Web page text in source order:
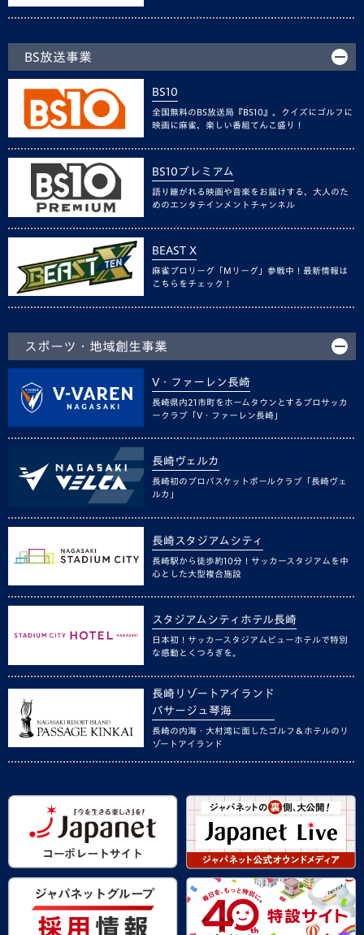
BS放送事業
BS10
全国無料のBS放送局『BS10』。クイズにゴルフに
映画に麻雀、楽しい番組てんこ盛り！
BS10プレミアム
語り継がれる映画や音楽をお届けする、大人のた
めのエンタテインメントチャンネル
BEAST X
麻雀プロリーグ「Mリーグ」参戦中！最新情報は
こちらをチェック！
スポーツ・地域創生事業
V・ファーレン長崎
長崎県内21市町をホームタウンとするプロサッカ
ークラブ「V・ファーレン長崎」
長崎ヴェルカ
長崎初のプロバスケットボールクラブ「長崎ヴェ
ルカ」
長崎スタジアムシティ
長崎駅から徒歩約10分！サッカースタジアムを中
心とした大型複合施設
スタジアムシティホテル長崎
日本初！サッカースタジアムビューホテルで特別
な感動とくつろぎを。
長崎リゾートアイランド
パサージュ琴海
長崎の内海・大村湾に面したゴルフ＆ホテルのリ
ゾートアイランド